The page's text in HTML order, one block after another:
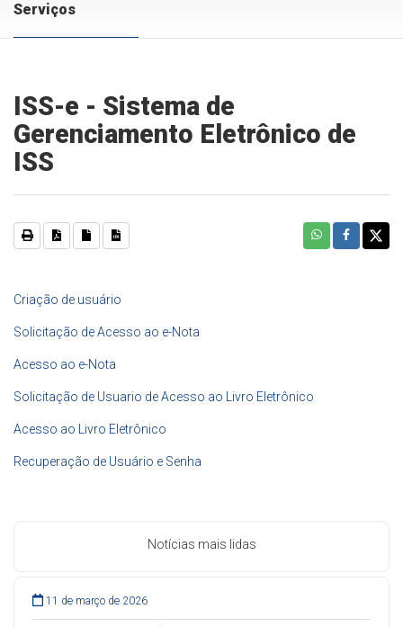
Serviços
ISS-e - Sistema de
Gerenciamento Eletrônico de
ISS
Criação de usuário
Solicitação de Acesso ao e-Nota
Acesso ao e-Nota
Solicitação de Usuario de Acesso ao Livro Eletrônico
Acesso ao Livro Eletrônico
Recuperação de Usuário e Senha
Notícias mais lidas
11 de março de 2026